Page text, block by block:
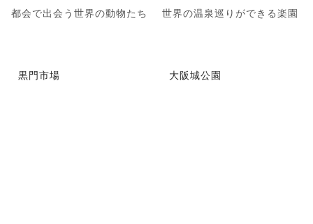
都会で出会う世界の動物たち 世界の温泉巡りができる楽園
黒門市場 大阪城公園